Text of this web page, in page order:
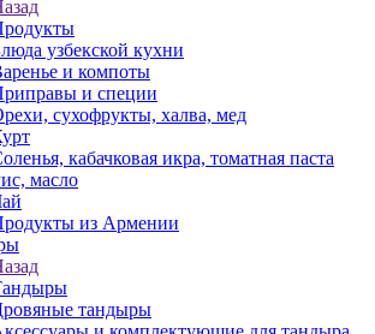
узбекской кухни
и компоты
и специи
сухофрукты, халва, мед
кабачковая икра, томатная паста
масло
из Армении
тандыры